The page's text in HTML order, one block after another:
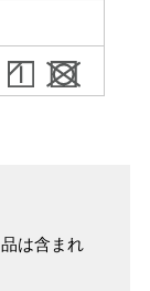
は含まれ